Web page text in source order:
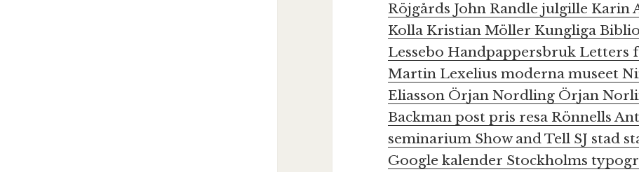
Röjgårds John Randlejulgille Karin
Kolla Kristian Möller Kungliga
Lessebo Handpappersbruk Letters
Martin Lexeliusmoderna museet
Eliasson Örjan Nordling Örjan
Backmanpostpris resa Rönnells
seminarium Show and Tell SJ stad
Google kalender Stockholms